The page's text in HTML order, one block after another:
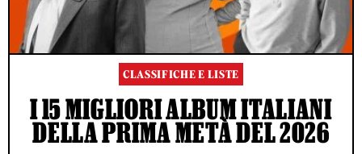
CLASSIFICHE E LISTE
I 15 MIGLIORI ALBUM ITALIANI
DELLA PRIMA METÀ DEL 2026